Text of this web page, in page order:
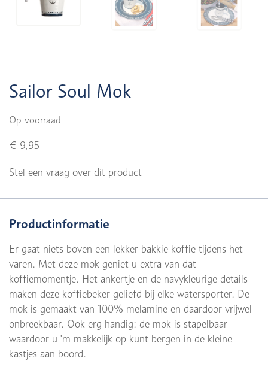
Sailor Soul Mok
Op voorraad
€ 9,95
Stel een vraag over dit product
Productinformatie
Er gaat niets boven een lekker bakkie koffie tijdens het
varen. Met deze mok geniet u extra van dat
koffiemomentje. Het ankertje en de navykleurige details
maken deze koffiebeker geliefd bij elke watersporter. De
mok is gemaakt van 100% melamine en daardoor vrijwel
onbreekbaar. Ook erg handig: de mok is stapelbaar
waardoor u 'm makkelijk op kunt bergen in de kleine
kastjes aan boord.